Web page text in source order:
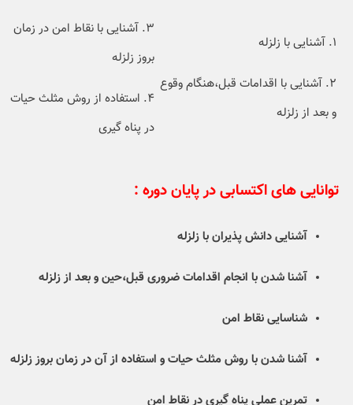
۱. آشنایی با زلزله
۲. آشنایی با اقدامات قبل،هنگام وقوع
و بعد از زلزله
۳. آشنایی با نقاط امن در زمان
بروز زلزله
۴. استفاده از روش مثلث حیات
در پناه گیری
توانایی های اکتسابی در پایان دوره :
آشنایی دانش پذیران با زلزله
آشنا شدن با انجام اقدامات ضروری قبل،حین و بعد از زلزله
شناسایی نقاط امن
آشنا شدن با روش مثلث حیات و استفاده از آن در زمان بروز زلزله
تمرین عملی پناه گیری در نقاط امن